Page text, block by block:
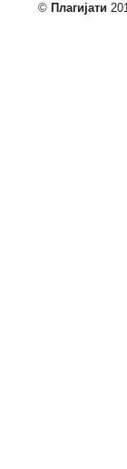
© Плагијати